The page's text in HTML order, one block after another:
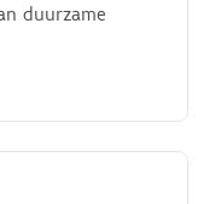
duurzame